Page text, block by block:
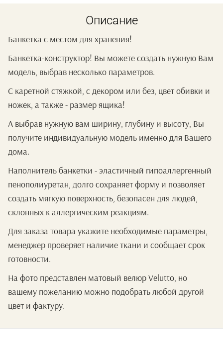
Описание
Банкетка с местом для хранения!
Банкетка-конструктор! Вы можете создать нужную Вам
модель, выбрав несколько параметров.
С каретной стяжкой, с декором или без, цвет обивки и
ножек, а также - размер ящика!
А выбрав нужную вам ширину, глубину и высоту, Вы
получите индивидуальную модель именно для Вашего
дома.
Наполнитель банкетки - эластичный гипоаллергенный
пенополиуретан, долго сохраняет форму и позволяет
создать мягкую поверхность, безопасен для людей,
склонных к аллергическим реакциям.
Для заказа товара укажите необходимые параметры,
менеджер проверяет наличие ткани и сообщает срок
готовности.
На фото представлен матовый велюр Velutto, но
вашему пожеланию можно подобрать любой другой
цвет и фактуру.